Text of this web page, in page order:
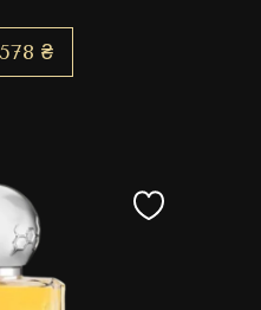
578 ₴